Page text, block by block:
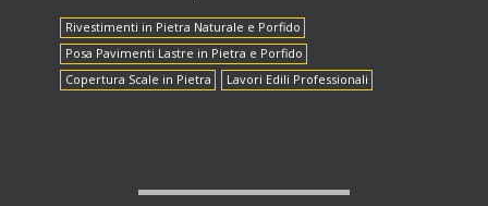
Rivestimenti in Pietra Naturale e Porfido
Posa Pavimenti Lastre in Pietra e Porfido
Copertura Scale in Pietra
Lavori Edili Professionali